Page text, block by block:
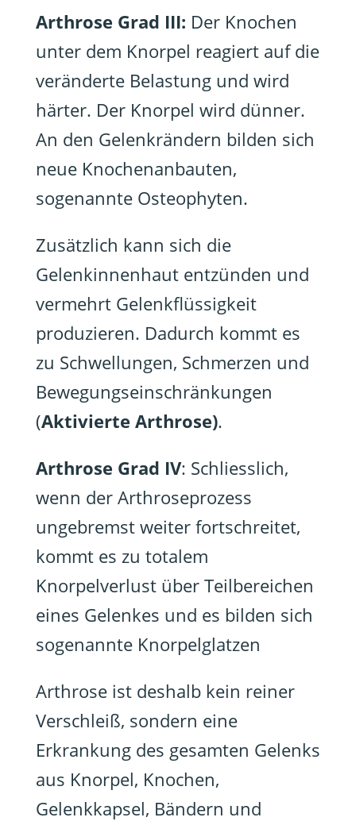
Arthrose Grad III: Der Knochen
unter dem Knorpel reagiert auf die
veränderte Belastung und wird
härter. Der Knorpel wird dünner.
An den Gelenkrändern bilden sich
neue Knochenanbauten,
sogenannte Osteophyten.
Zusätzlich kann sich die
Gelenkinnenhaut entzünden und
vermehrt Gelenkflüssigkeit
produzieren. Dadurch kommt es
zu Schwellungen, Schmerzen und
Bewegungseinschränkungen
(Aktivierte Arthrose).
Arthrose Grad IV: Schliesslich,
wenn der Arthroseprozess
ungebremst weiter fortschreitet,
kommt es zu totalem
Knorpelverlust über Teilbereichen
eines Gelenkes und es bilden sich
sogenannte Knorpelglatzen
Arthrose ist deshalb kein reiner
Verschleiß, sondern eine
Erkrankung des gesamten Gelenks
aus Knorpel, Knochen,
Gelenkkapsel, Bändern und